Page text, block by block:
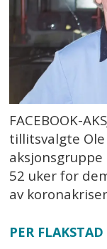
FACEBOOK-
tillitsvalgte
52 uker for
av
PER FLAKSTAD